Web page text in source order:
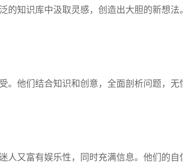
的知识库中汲取灵感，创造出大胆的新想
。他们结合知识和创意，全面剖析问题，
人又富有娱乐性，同时充满信息。他们的